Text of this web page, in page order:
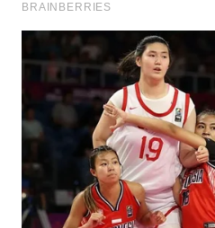
BOGOR
DEPOK
TAPANULI
UTARA